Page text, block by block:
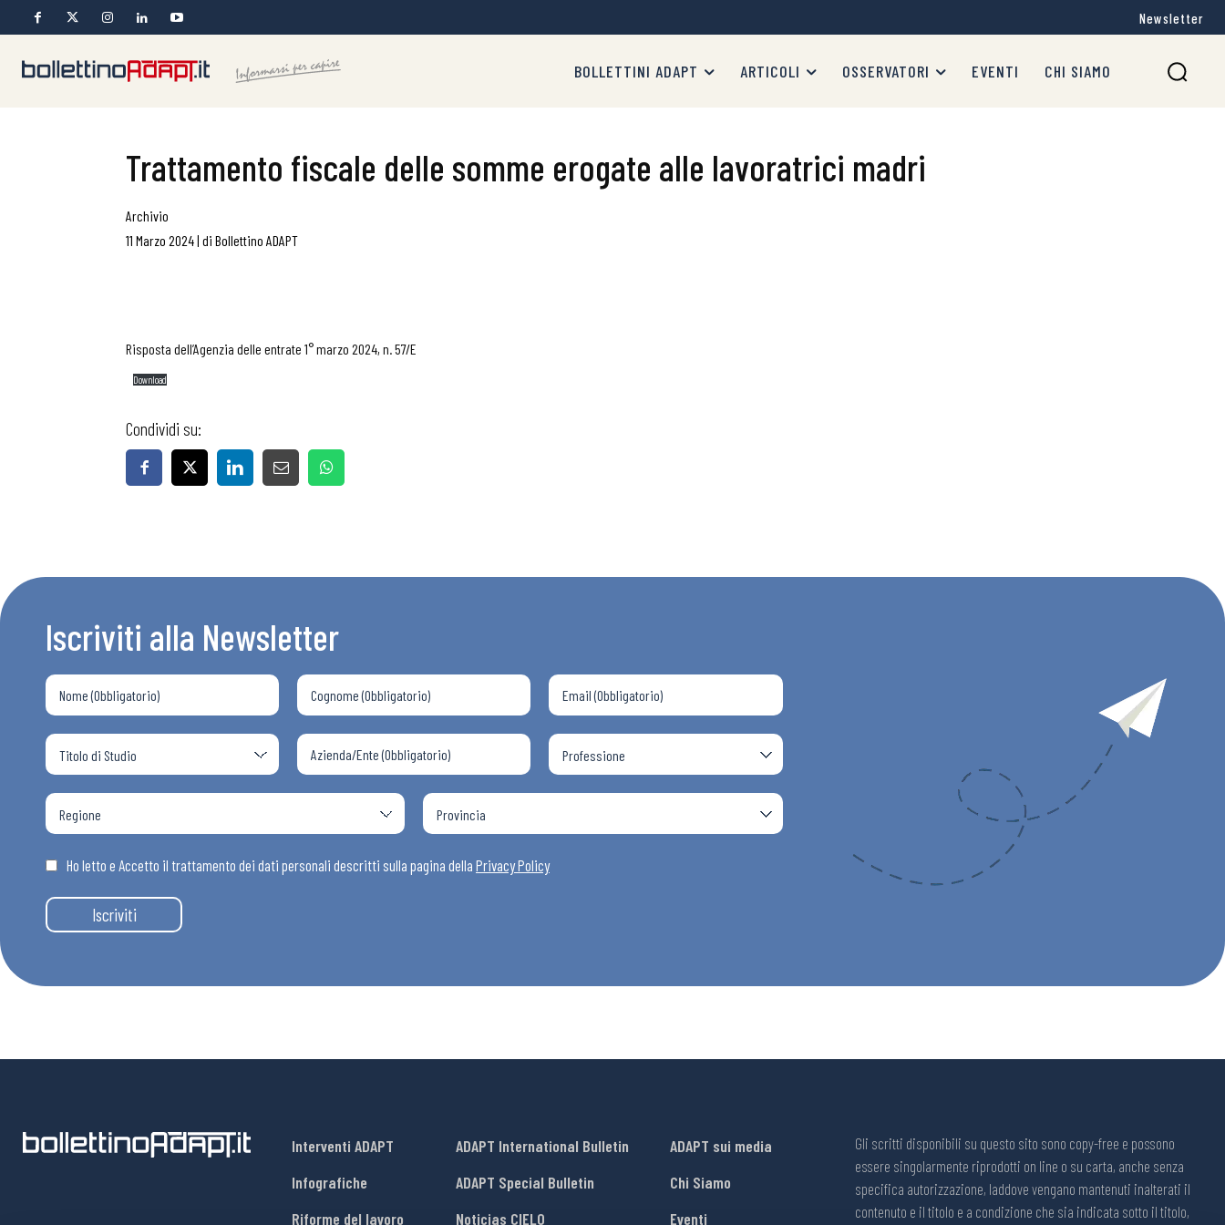
Bollettini ADAPT
Articoli
Osservatori
Newsletter
BOLLETTINI ADAPT ARTICOLI OSSERVATORI EVENTI CHI SIAMO
Trattamento fiscale delle somme erogate alle lavoratrici madri
Archivio
11 Marzo 2024| di Bollettino ADAPT
Risposta dell’Agenzia delle entrate 1° marzo 2024, n. 57/E
Download
Condividi su:
Iscriviti alla Newsletter
Ho letto e Accetto il trattamento dei dati personali descritti sulla pagina della Privacy Policy
Iscriviti
Interventi ADAPT
Infografiche
Riforme del lavoro
ADAPT International Bulletin
ADAPT Special Bulletin
Noticias CIELO
ADAPT sui media
Chi Siamo
Eventi
Gli scritti disponibili su questo sito sono copy-free e possono
essere singolarmente riprodotti on line o su carta, anche senza
specifica autorizzazione, laddove vengano mantenuti inalterati il
contenuto e il titolo e a condizione che sia indicata sotto il titolo,